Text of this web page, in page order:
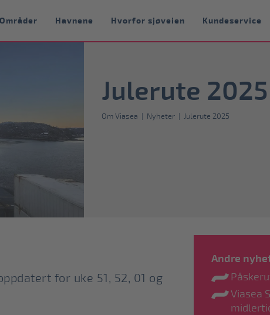
Områder Havnene Hvorfor sjøveien Kundeservice
Julerute 2025
Om Viasea | Nyheter | Julerute 2025
for uke 51, 52, 01 og
Andre
Viasea